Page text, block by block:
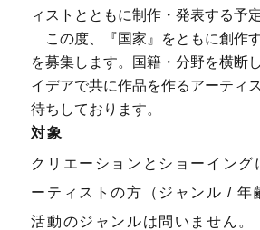
オフィシャルSNS
ィストとともに制作・発表する予
この度、『国家』をともに創作
を募集します。国籍・分野を横断
イデアで共に作品を作るアーティ
待ちしております。
対象
クリエーションとショーイング
ーティストの方（ジャンル / 年
活動のジャンルは問いません。